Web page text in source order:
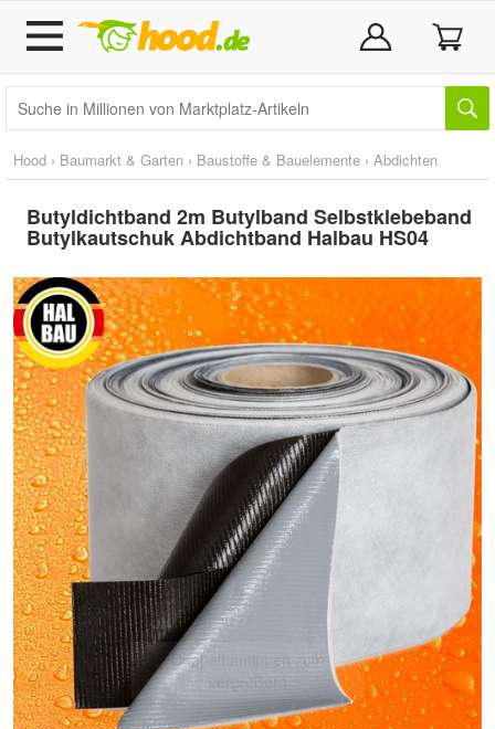
Hood › Baumarkt & Garten › Baustoffe & Bauelemente › Abdichten
Butyldichtband 2m Butylband Selbstklebeband
Butylkautschuk Abdichtband Halbau HS04
Doppelt antippen zum
vergrößern